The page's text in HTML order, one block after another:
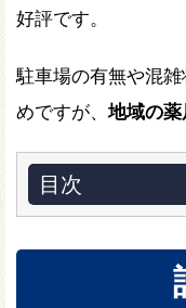
好評です。
駐車場の有無や混
めですが、 地域の薬
目次